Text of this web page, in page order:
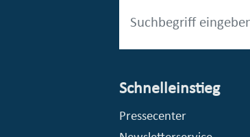
Schnelleinstieg
Pressecenter
© Stadt Essen, Presse- und Kommunikationsamt